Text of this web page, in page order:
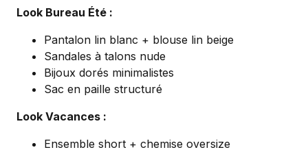
Look Bureau Été :
Pantalon lin blanc + blouse lin beige
Sandales à talons nude
Bijoux dorés minimalistes
Sac en paille structuré
Look Vacances :
Ensemble short + chemise oversize